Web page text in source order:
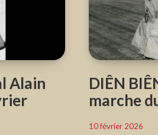
Alain
DIÊN
marche
10 février 2026